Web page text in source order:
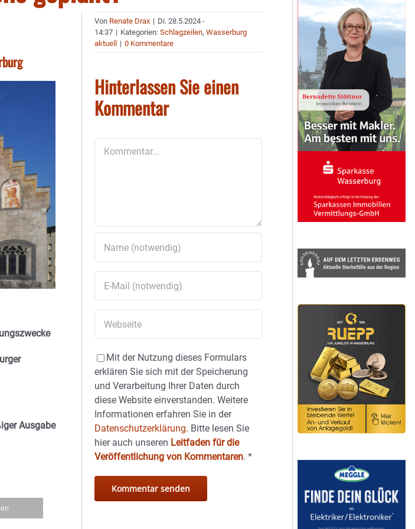
Ausgabe
Von Renate Drax | Di. 28.5.2024 -
14:37 | Kategorien:Schlagzeilen,Wasserburg
aktuell
| 0 Kommentare
Hinterlassen Sie einen
Kommentar
Mit der Nutzung dieses Formulars
erklären Sie sich mit der Speicherung
und Verarbeitung Ihrer Daten durch
diese Website einverstanden. Weitere
Informationen erfahren Sie in der
Datenschutzerklärung. Bitte lesen Sie
hier auch unseren Leitfaden für die
Veröffentlichung von Kommentaren.*